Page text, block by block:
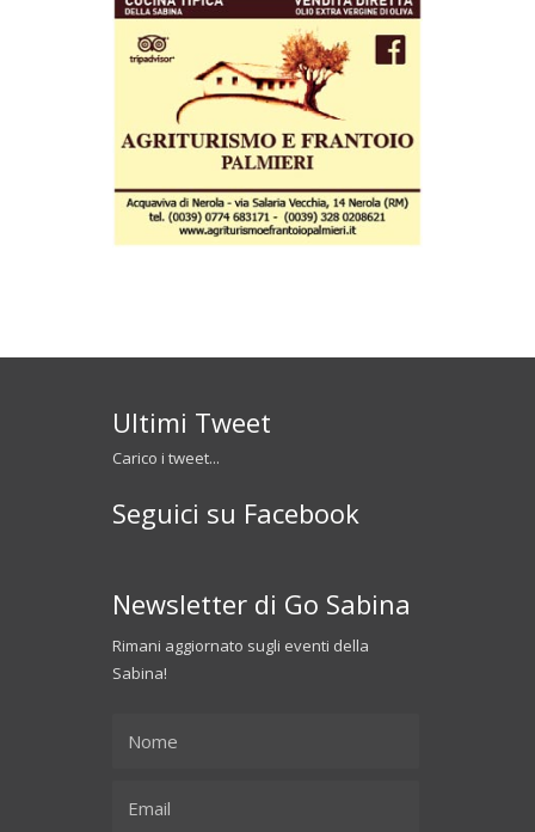
Ultimi Tweet
Carico i tweet...
Seguici su Facebook
Newsletter di Go Sabina
Rimani aggiornato sugli eventi della
Sabina!